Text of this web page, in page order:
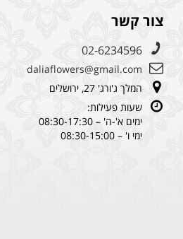
צור קשר
02-6234596
daliaflowers@gmail.com
המלך ג'ורג' 27, ירושלים
שעות פעילות:
ימים א'-ה' – 08:30-17:30
ימי ו' – 08:30-15:00